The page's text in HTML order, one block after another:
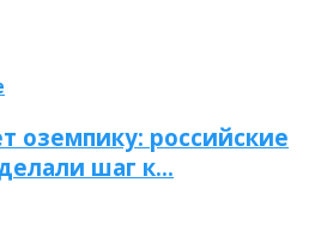
оземпику: российские
шаг к…